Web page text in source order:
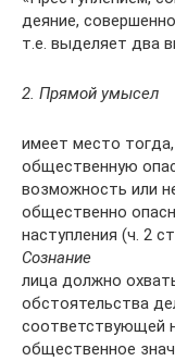
деяние,
т.е. выделяет два
2. Прямой умысел
имеет место
общественную
возможность или
общественно
наступления (ч. 2
Сознание
лица должно
обстоятельства
соответствующей
общественное